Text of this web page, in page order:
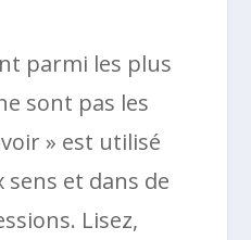
parmi les plus
sont pas les
» est utilisé
et dans de
Lisez,